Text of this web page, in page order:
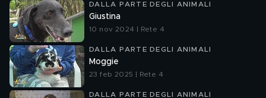
DALLA PARTE DEGLI ANIMALI
Giustina
10 nov 2024 | Rete 4
DALLA PARTE DEGLI ANIMALI
Moggie
23 feb 2025 | Rete 4
DALLA PARTE DEGLI ANIMALI